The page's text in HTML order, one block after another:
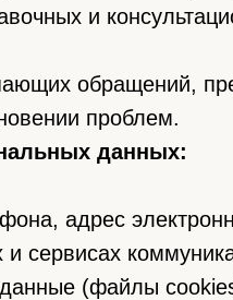
и
обращений,
проблем.
данных:
адрес
сервисах
(файлы